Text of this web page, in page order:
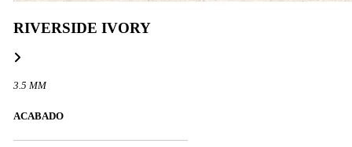
RIVERSIDE IVORY
3.5 MM
ACABADO